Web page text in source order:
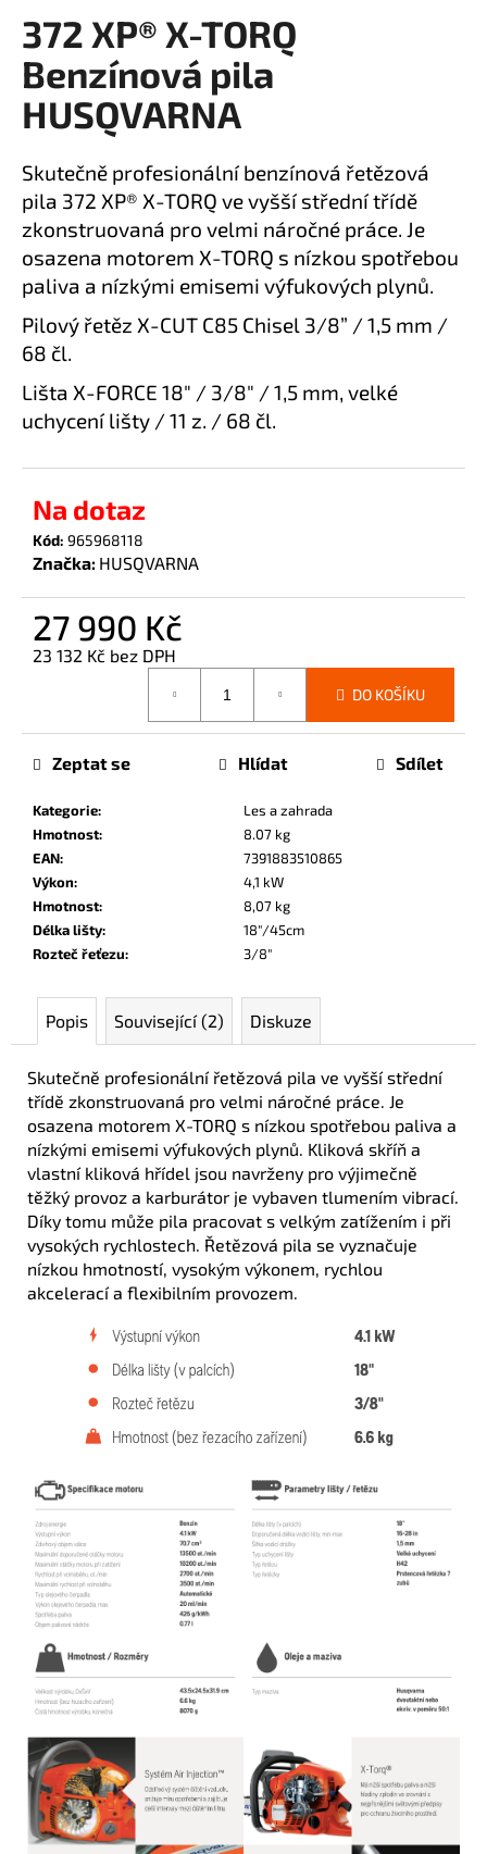
produktu
je
0,0
z
5
372 XP® X-TORQ
Benzínová pila
HUSQVARNA
Skutečně profesionální benzínová řetězová
pila 372 XP® X-TORQ ve vyšší střední třídě
zkonstruovaná pro velmi náročné práce. Je
osazena motorem X-TORQ s nízkou spotřebou
paliva a nízkými emisemi výfukových plynů.
Pilový řetěz X-CUT C85 Chisel 3/8” / 1,5 mm /
68 čl.
Lišta X-FORCE 18" / 3/8" / 1,5 mm, velké
uchycení lišty / 11 z. / 68 čl.
Na dotaz
Kód: 965968118
Značka: HUSQVARNA
27 990 Kč
23 132 Kč bez DPH
DO KOŠÍKU
Kategorie:
Les a zahrada
Hmotnost:
8.07 kg
EAN:
7391883510865
Výkon:
4,1 kW
Hmotnost:
8,07 kg
Délka lišty:
18"/45cm
Rozteč řeťezu: 3/8"
Zeptat se Hlídat Sdílet
Popis Související (2) Diskuze
Skutečně profesionální řetězová pila ve vyšší střední
třídě zkonstruovaná pro velmi náročné práce. Je
osazena motorem X-TORQ s nízkou spotřebou paliva a
nízkými emisemi výfukových plynů. Kliková skříň a
vlastní kliková hřídel jsou navrženy pro výjimečně
těžký provoz a karburátor je vybaven tlumením vibrací.
Díky tomu může pila pracovat s velkým zatížením i při
vysokých rychlostech. Řetězová pila se vyznačuje
nízkou hmotností, vysokým výkonem, rychlou
akcelerací a flexibilním provozem.
a
j
í
t
HLEDAT
D
o
p
o
u
u
e
m